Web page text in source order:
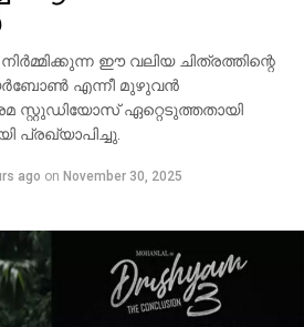
പ്രഖ്യാപിച്ചു.
ago on
November 30, 2025